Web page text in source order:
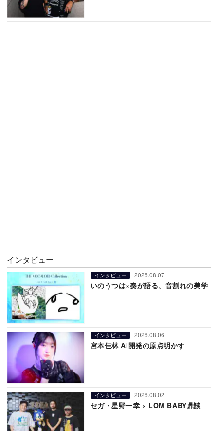
インタビュー
インタビュー 2026.08.07
いのうつは×奏が語る、音割れの美学
インタビュー 2026.08.06
宮本佳林 AI開発の原点明かす
インタビュー 2026.08.02
セガ・星野一幸 × LOM BABY鼎談